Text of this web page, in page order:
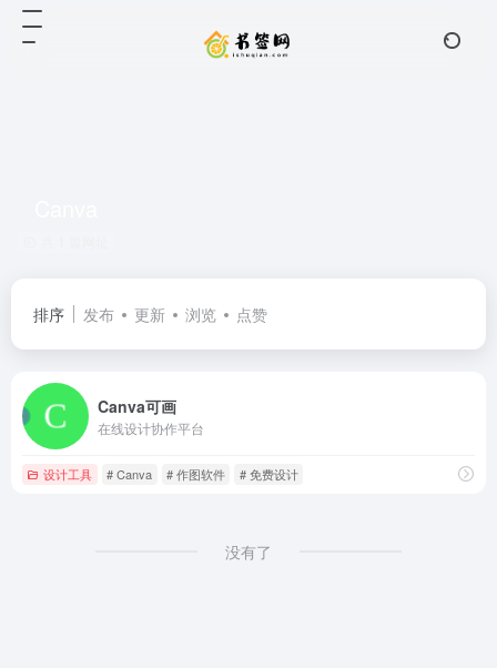
排序 发布 更新 浏览 点赞
Canva可画
在线设计协作平台
设计工具 # Canva # 作图软件 # 免费设计
没有了